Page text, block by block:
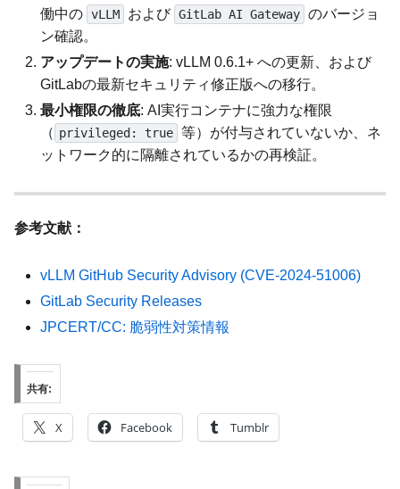
働中の vLLM および GitLab AI Gateway のバージョ
ン確認。
アップデートの実施: vLLM 0.6.1+ への更新、および
GitLabの最新セキュリティ修正版への移行。
最小権限の徹底: AI実行コンテナに強力な権限
（ privileged: true 等）が付与されていないか、ネ
ットワーク的に隔離されているかの再検証。
参考文献：
vLLM GitHub Security Advisory (CVE-2024-51006)
GitLab Security Releases
JPCERT/CC: 脆弱性対策情報
共有:
X Facebook Tumblr